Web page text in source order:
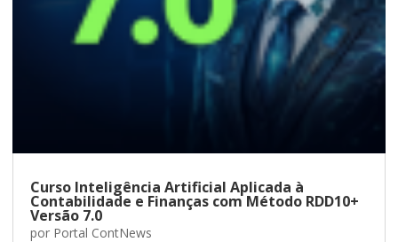
Curso Inteligência Artificial Aplicada à
Contabilidade e Finanças com Método RDD10+
Versão 7.0
por Portal ContNews